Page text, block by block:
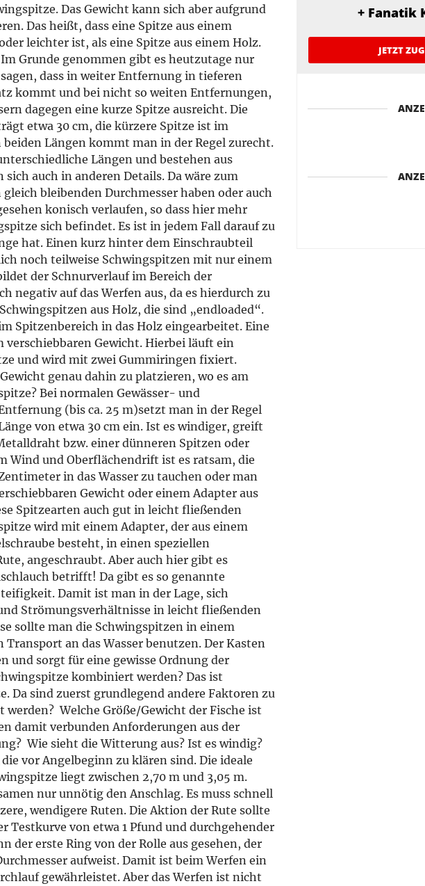
Das Gewicht kann sich aber aufgrund
Das heißt, dass eine Spitze aus einem
leichter ist, als eine Spitze aus einem Holz.
Grunde genommen gibt es heutzutage nur
dass in weiter Entfernung in tieferen
kommt und bei nicht so weiten Entfernungen,
dagegen eine kurze Spitze ausreicht. Die
etwa 30 cm, die kürzere Spitze ist im
Längen kommt man in der Regel zurecht.
Längen und bestehen aus
auch in anderen Details. Da wäre zum
bleibenden Durchmesser haben oder auch
konisch verlaufen, so dass hier mehr
sich befindet. Es ist in jedem Fall darauf zu
hat. Einen kurz hinter dem Einschraubteil
noch teilweise Schwingspitzen mit nur einem
der Schnurverlauf im Bereich der
negativ auf das Werfen aus, da es hierdurch zu
aus Holz, die sind „endloaded“.
Spitzenbereich in das Holz eingearbeitet. Eine
Gewicht. Hierbei läuft ein
und wird mit zwei Gummiringen fixiert.
genau dahin zu platzieren, wo es am
Bei normalen Gewässer- und
(bis ca. 25 m)setzt man in der Regel
von etwa 30 cm ein. Ist es windiger, greift
bzw. einer dünneren Spitzen oder
Wind und Oberflächendrift ist es ratsam, die
in das Wasser zu tauchen oder man
Gewicht oder einem Adapter aus
Spitzearten auch gut in leicht fließenden
wird mit einem Adapter, der aus einem
besteht, in einen speziellen
angeschraubt. Aber auch hier gibt es
betrifft! Da gibt es so genannte
Damit ist man in der Lage, sich
Strömungsverhältnisse in leicht fließenden
sollte man die Schwingspitzen in einem
an das Wasser benutzen. Der Kasten
und sorgt für eine gewisse Ordnung der
kombiniert werden? Das ist
Da sind zuerst grundlegend andere Faktoren zu
 Welche Größe/Gewicht der Fische ist
damit verbunden Anforderungen aus der
 Wie sieht die Witterung aus? Ist es windig?
vor Angelbeginn zu klären sind. Die ideale
liegt zwischen 2,70 m und 3,05 m.
nur unnötig den Anschlag. Es muss schnell
wendigere Ruten. Die Aktion der Rute sollte
von etwa 1 Pfund und durchgehender
der erste Ring von der Rolle aus gesehen, der
aufweist. Damit ist beim Werfen ein
gewährleistet.Aber das Werfen ist nicht
+ Fanatik
JETZT